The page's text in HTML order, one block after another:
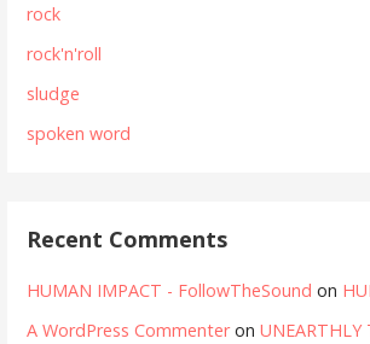
rock
rock'n'roll
sludge
spoken word
Recent Comments
HUMAN IMPACT - FollowTheSound on
A WordPress CommenteronUNEARTHLY